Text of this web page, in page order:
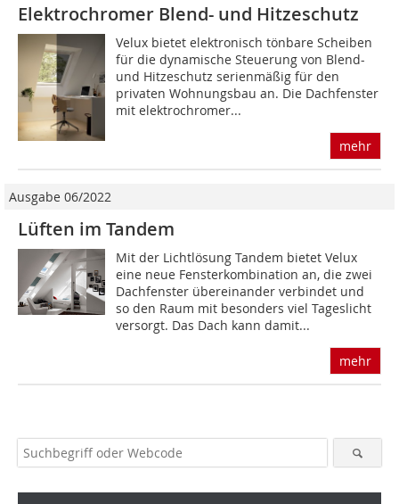
Elektrochromer Blend- und Hitzeschutz
Velux bietet elektronisch tönbare Scheiben
für die dynamische Steuerung von Blend-
und Hitzeschutz serienmäßig für den
privaten Wohnungsbau an. Die Dachfenster
mit elektrochromer...
mehr
Ausgabe 06/2022
Lüften im Tandem
Mit der Lichtlösung Tandem bietet Velux
eine neue Fensterkombination an, die zwei
Dachfens­ter übereinander verbindet und
so den Raum mit besonders viel Tageslicht
versorgt. Das Dach kann damit...
mehr